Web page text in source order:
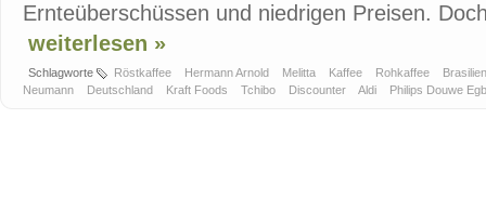
Ernteüberschüssen und niedrigen Preisen.
weiterlesen »
Schlagworte Röstkaffee Hermann Arnold Melitta Kaffee Rohkaffee
Neumann
Deutschland Kraft Foods Tchibo Discounter Aldi Philips Douwe